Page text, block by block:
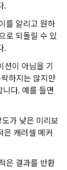
.
를 알리고 원하
로 되돌릴 수 있
.
이 아님을 기
하지는 않지만
다. 예를 들면
가 낮은 미리보
은 캐러셀 메커
은 결과를 반환